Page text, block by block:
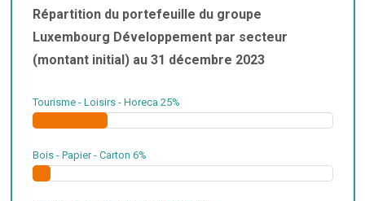
Répartition du portefeuille du groupe
Luxembourg Développement par secteur
(montant initial) au 31 décembre 2023
Tourisme - Loisirs - Horeca 25%
Bois - Papier - Carton 6%